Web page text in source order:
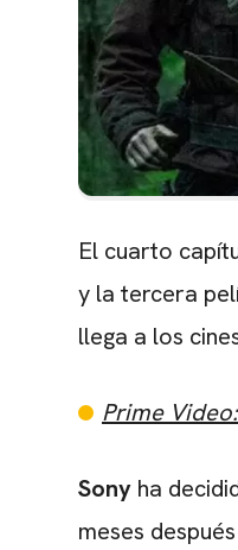
El cuarto
y la tercera
llega a los
Prime
Sony ha
meses